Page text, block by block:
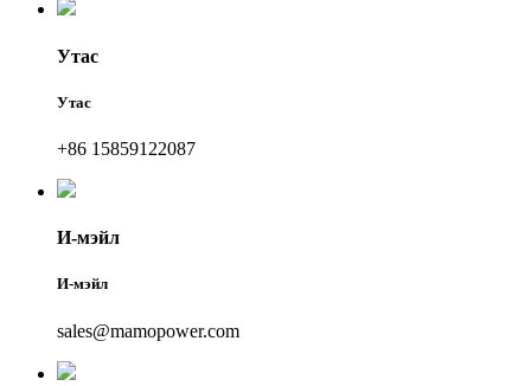
Утас
Утас
+86 15859122087
И-мэйл
И-мэйл
sales@mamopower.com